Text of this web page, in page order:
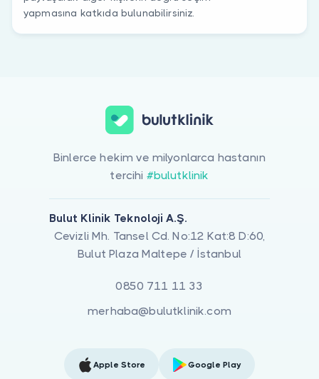
yapmasına katkıda bulunabilirsiniz.
Binlerce hekim ve milyonlarca hastanın
tercihi #bulutklinik
Bulut Klinik Teknoloji A.Ş.
Cevizli Mh. Tansel Cd. No:12 Kat:8 D:60,
Bulut Plaza Maltepe / İstanbul
0850 711 11 33
merhaba@bulutklinik.com
Apple Store Google Play